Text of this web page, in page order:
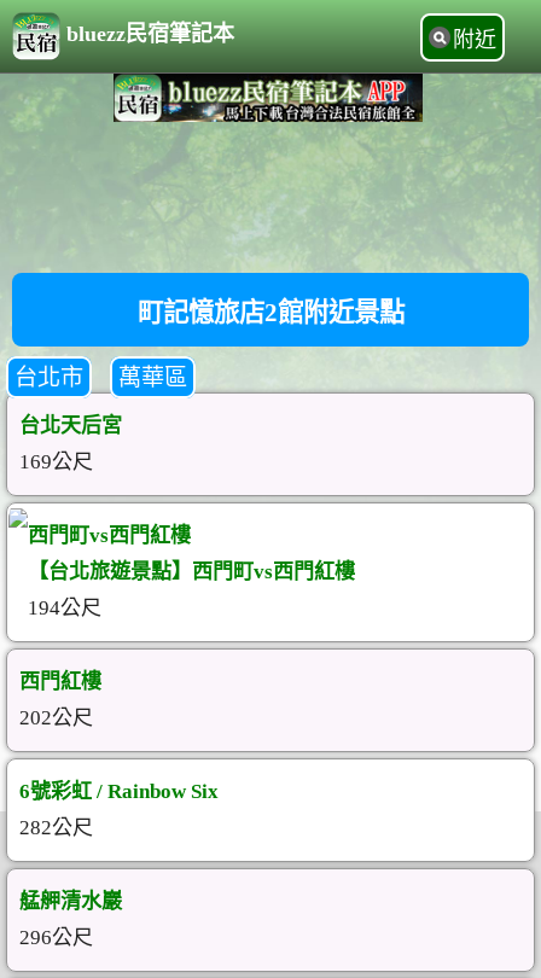
bluezz民宿筆記本 附近
町記憶旅店2館附近景點
台北市 萬華區
台北天后宮
169公尺
西門町vs西門紅樓
【台北旅遊景點】西門町vs西門紅樓
194公尺
西門紅樓
202公尺
6號彩虹 / Rainbow Six
282公尺
艋舺清水巖
296公尺